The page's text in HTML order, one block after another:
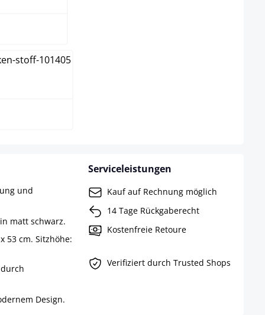
und
matt schwarz.
53 cm. Sitzhöhe:
Design.
Serviceleistungen
Kauf auf Rechnung möglich
14 Tage Rückgaberecht
Kostenfreie Retoure
Verifiziert durch Trusted Shops